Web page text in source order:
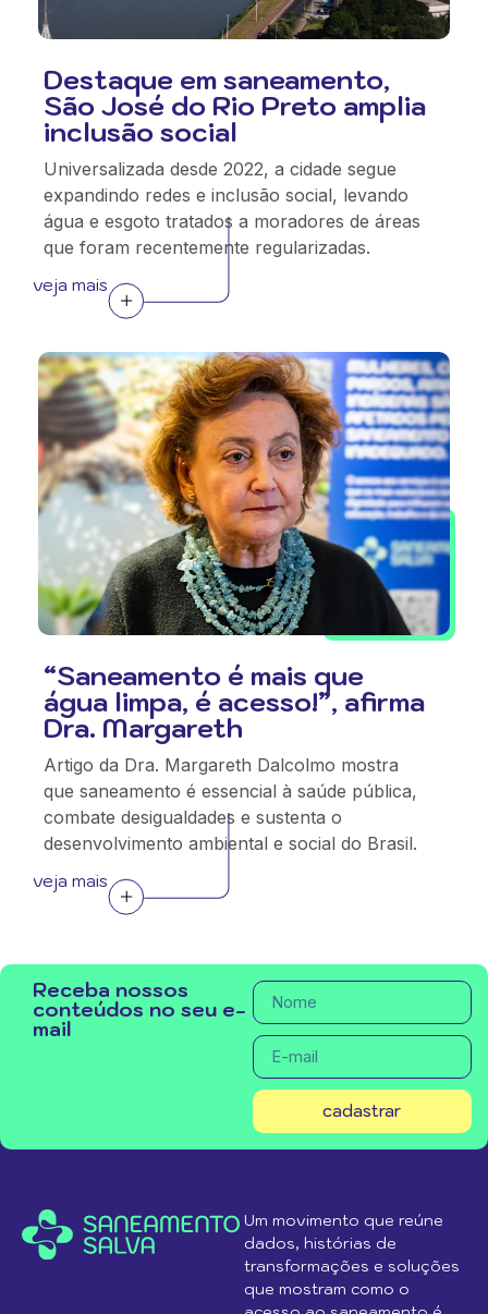
Destaque em saneamento,
São José do Rio Preto amplia
inclusão social
Universalizada desde 2022, a cidade segue
expandindo redes e inclusão social, levando
água e esgoto tratados a moradores de áreas
que foram recentemente regularizadas.
veja mais
“Saneamento é mais que
água limpa, é acesso!”, afirma
Dra. Margareth
Artigo da Dra. Margareth Dalcolmo mostra
que saneamento é essencial à saúde pública,
combate desigualdades e sustenta o
desenvolvimento ambiental e social do Brasil.
veja mais
Receba nossos
conteúdos no seu e-
mail
cadastrar
Um movimento que reúne
dados, histórias de
transformações e soluções
que mostram como o